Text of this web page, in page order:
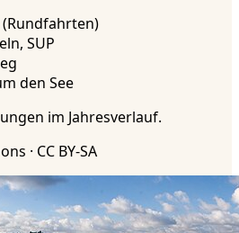
SUP
den See
im Jahresverlauf.
· CC BY-SA